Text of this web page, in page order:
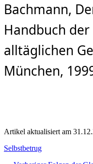
Bachmann,
Handbuch
alltäglichen
München,
Artikel aktualisiert am
Kategorien
Selbstbetrug